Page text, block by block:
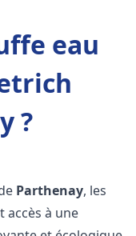
eau
?
Parthenay, les
accès à une